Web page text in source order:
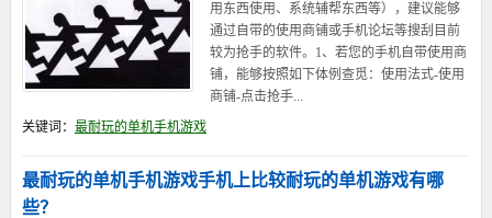
用东西使用、系统辅帮东西等），建议能够
通过自带的使用商铺或手机论坛等搜刮目前
较为抢手的软件。1、若您的手机自带使用商
铺，能够按照如下体例查觅：使用法式-使用
商铺-点击抢手...
关键词： 最耐玩的单机手机游戏
最耐玩的单机手机游戏手机上比较耐玩的单机游戏有哪
些？